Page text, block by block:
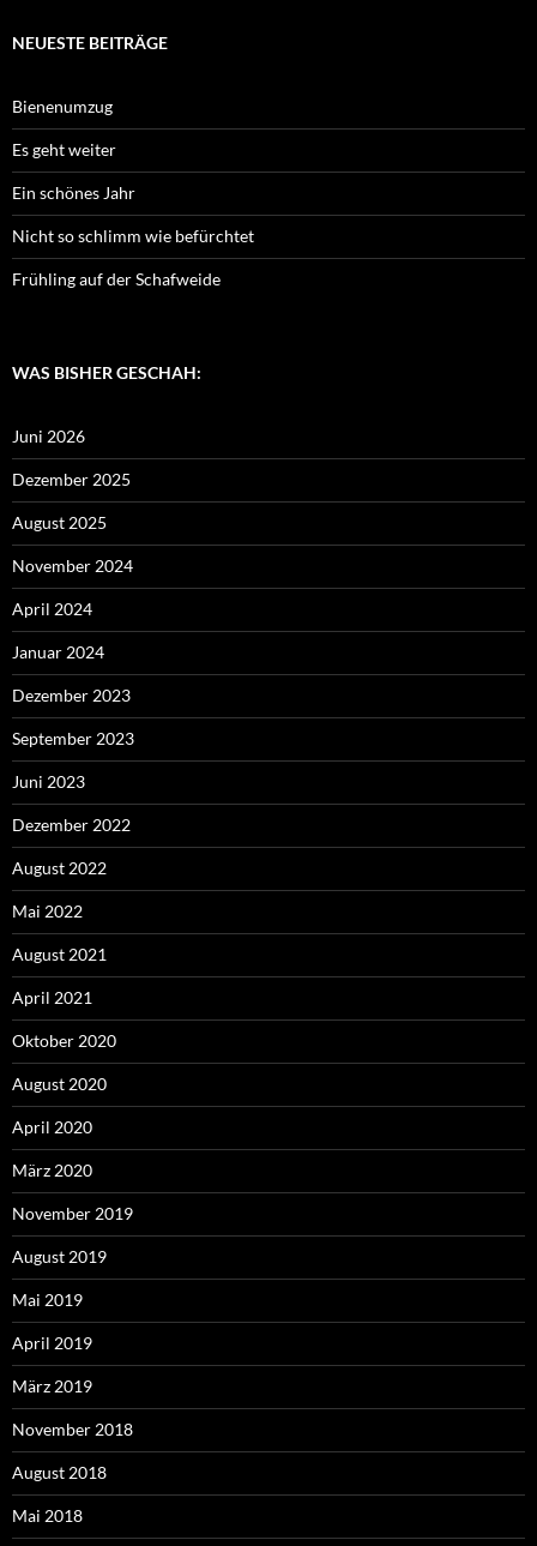
NEUESTE BEITRÄGE
Bienenumzug
Es geht weiter
Ein schönes Jahr
Nicht so schlimm wie befürchtet
Frühling auf der Schafweide
WAS BISHER GESCHAH:
Juni 2026
Dezember 2025
August 2025
November 2024
April 2024
Januar 2024
Dezember 2023
September 2023
Juni 2023
Dezember 2022
August 2022
Mai 2022
August 2021
April 2021
Oktober 2020
August 2020
April 2020
März 2020
November 2019
August 2019
Mai 2019
April 2019
März 2019
November 2018
August 2018
Mai 2018